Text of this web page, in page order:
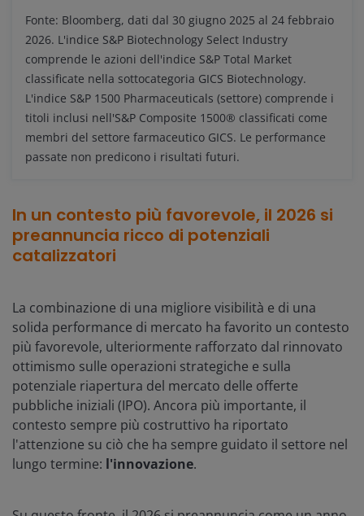
Fonte: Bloomberg, dati dal 30 giugno 2025 al 24 febbraio
2026. L'indice S&P Biotechnology Select Industry
comprende le azioni dell'indice S&P Total Market
classificate nella sottocategoria GICS Biotechnology.
L'indice S&P 1500 Pharmaceuticals (settore) comprende i
titoli inclusi nell'S&P Composite 1500® classificati come
membri del settore farmaceutico GICS. Le performance
passate non predicono i risultati futuri.
In un contesto più favorevole, il 2026 si
preannuncia ricco di potenziali
catalizzatori
La combinazione di una migliore visibilità e di una
solida performance di mercato ha favorito un contesto
più favorevole, ulteriormente rafforzato dal rinnovato
ottimismo sulle operazioni strategiche e sulla
potenziale riapertura del mercato delle offerte
pubbliche iniziali (IPO). Ancora più importante, il
contesto sempre più costruttivo ha riportato
l'attenzione su ciò che ha sempre guidato il settore nel
lungo termine: l'innovazione.